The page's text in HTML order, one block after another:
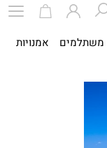
משתלמים אמנויות